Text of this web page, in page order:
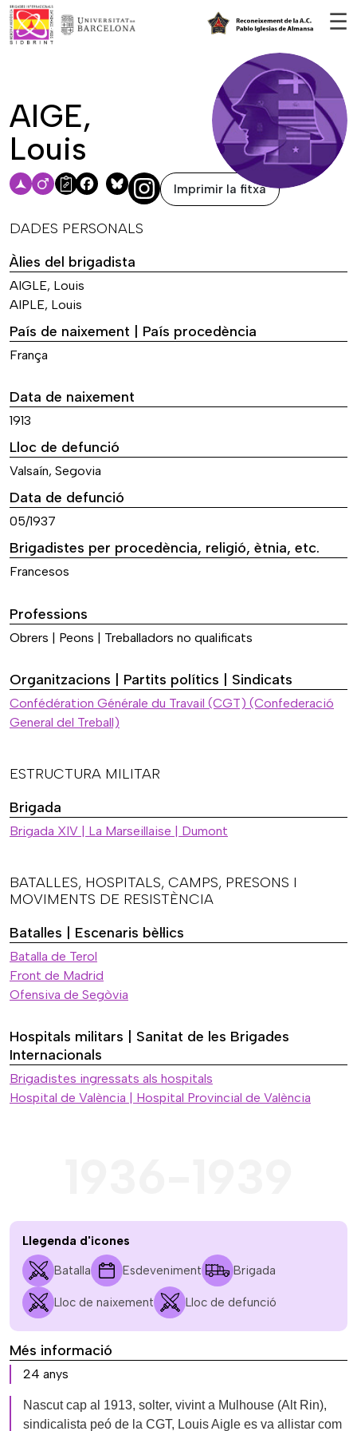
☰
AIGE,
Louis
Facebook
Bluesky Imprimir la fitxa
DADES PERSONALS
Àlies del brigadista
AIGLE, Louis
AIPLE, Louis
País de naixement | País procedència
França
Data de naixement
1913
Lloc de defunció
Valsaín, Segovia
Data de defunció
05/1937
Brigadistes per procedència, religió, ètnia, etc.
Francesos
Professions
Obrers | Peons | Treballadors no qualificats
Organitzacions | Partits polítics | Sindicats
Confédération Générale du Travail (CGT) (Confederació
General del Treball)
ESTRUCTURA MILITAR
Brigada
Brigada XIV | La Marseillaise | Dumont
BATALLES, HOSPITALS, CAMPS, PRESONS I
MOVIMENTS DE RESISTÈNCIA
Batalles | Escenaris bèl·lics
Batalla de Terol
Front de Madrid
Ofensiva de Segòvia
Hospitals militars | Sanitat de les Brigades
Internacionals
Brigadistes ingressats als hospitals
Hospital de València | Hospital Provincial de València
Llegenda d'icones
Batalla Esdeveniment Brigada
Lloc de naixement Lloc de defunció
Més informació
24 anys
Nascut cap al 1913, solter, vivint a Mulhouse (Alt Rin),
sindicalista peó de la CGT, Louis Aigle es va allistar com